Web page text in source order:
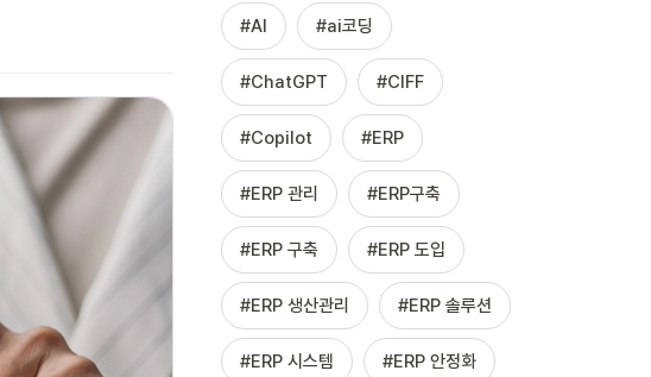
AI ai코딩
ChatGPT CIFF
Copilot ERP
ERP 관리 ERP구축
ERP 구축 ERP 도입
ERP 생산관리 ERP 솔루션
ERP 시스템 ERP 안정화